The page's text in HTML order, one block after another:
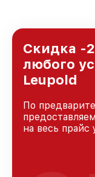
Скидка -
любого
Leupold
По
на весь прайс